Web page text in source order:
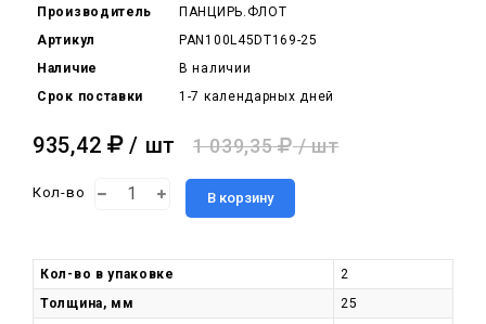
Производитель
ПАНЦИРЬ.ФЛОТ
Артикул
PAN100L45DT169-25
Наличие
В наличии
Срок поставки
1-7 календарных дней
935,42 / шт 1 039,35 / шт
Кол-во В корзину
Кол-во в упаковке
2
Толщина, мм
25